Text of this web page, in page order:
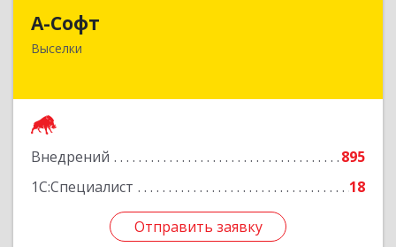
А-Софт
Выселки
Внедрений
895
1С:Специалист
18
Отправить заявку
353100, Краснодарский край, Выселковский
район, Выселки ст-ца, Степная ул, дом № 1
Подробнее
Отправить заявку